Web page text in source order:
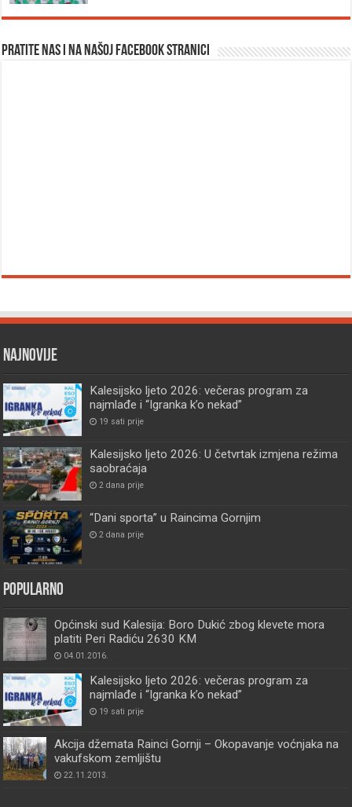
Pratite nas i na našoj facebook stranici
Najnovije
Kalesijsko ljeto 2026: večeras program za
najmlađe i “Igranka k’o nekad”
19 sati prije
Kalesijsko ljeto 2026: U četvrtak izmjena režima
saobraćaja
2 dana prije
“Dani sporta” u Raincima Gornjim
2 dana prije
Popularno
Općinski sud Kalesija: Boro Dukić zbog klevete mora
platiti Peri Radiću 2630 KM
04.01.2016.
Kalesijsko ljeto 2026: večeras program za
najmlađe i “Igranka k’o nekad”
19 sati prije
Akcija džemata Rainci Gornji – Okopavanje voćnjaka na
vakufskom zemljištu
22.11.2013.